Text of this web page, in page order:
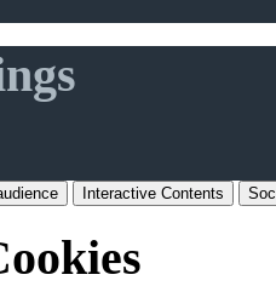
Interactive Contents